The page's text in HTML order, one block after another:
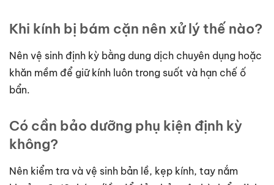
Khi kính bị bám cặn nên xử lý thế nào?
Nên vệ sinh định kỳ bằng dung dịch chuyên dụng hoặc
khăn mềm để giữ kính luôn trong suốt và hạn chế ố
bẩn.
Có cần bảo dưỡng phụ kiện định kỳ
không?
Nên kiểm tra và vệ sinh bản lề, kẹp kính, tay nắm